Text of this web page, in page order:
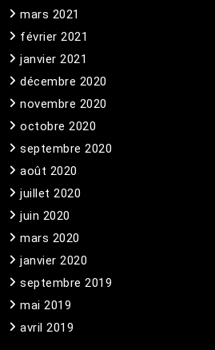
mars 2021
février 2021
janvier 2021
décembre 2020
novembre 2020
octobre 2020
septembre 2020
août 2020
juillet 2020
juin 2020
mars 2020
janvier 2020
septembre 2019
mai 2019
avril 2019